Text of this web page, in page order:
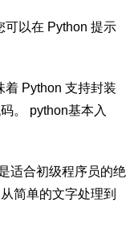
可以在 Python 提示
着 Python 支持封装
。 python基本入
适合初级程序员的绝
从简单的文字处理到